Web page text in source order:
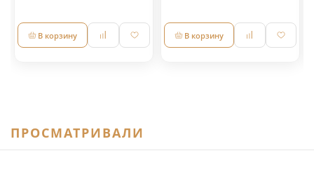
В корзину В корзину
ПРОСМАТРИВАЛИ